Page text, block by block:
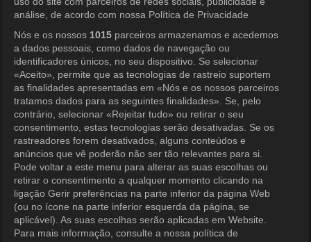
análise, de acordo com nossa Política de Privacidade
Nós e os nossos 1015 parceiros armazenamos e acedemos
a dados pessoais, como dados de navegação ou
identificadores únicos, no seu dispositivo. Se selecionar
«Aceito», permite que as tecnologias de rastreio suportem
as finalidades apresentadas em «Nós e os nossos parceiros
tratamos dados para as seguintes finalidades». Se, pelo
contrário, selecionar «Rejeitar tudo» ou retirar o seu
consentimento, estas tecnologias serão desativadas. Se os
rastreadores forem desativados, alguns conteúdos e
anúncios que vê poderão não ser tão relevantes para si.
Pode voltar a este menu para alterar as suas escolhas ou
retirar o consentimento a qualquer momento clicando na
ligação Gerir preferências na parte inferior da página Web
(ou no ícone na parte inferior esquerda da página, se
aplicável). As suas escolhas serão aplicadas em Website.
Para mais informação, consulte a nossa política de